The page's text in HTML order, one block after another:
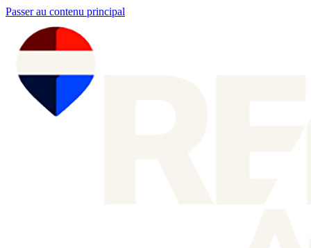
Passer au contenu principal